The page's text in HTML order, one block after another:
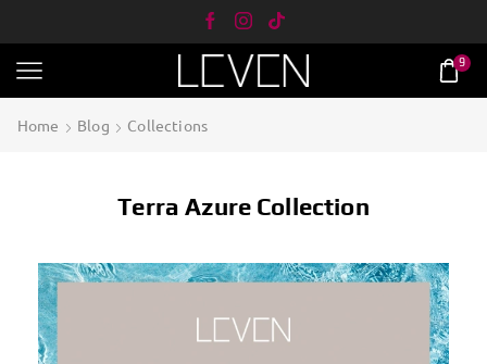
9
Home Blog Collections
Terra Azure Collection